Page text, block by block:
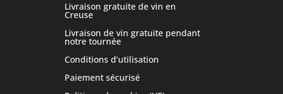
Livraison gratuite de vin en
Creuse
Livraison de vin gratuite pendant
notre tournée
Conditions d’utilisation
Paiement sécurisé